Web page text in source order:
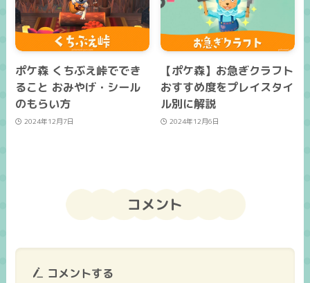
ポケ森 くちぶえ峠ででき
ること おみやげ・シール
のもらい方
2024年12月7日
【ポケ森】お急ぎクラフト
おすすめ度をプレイスタイ
ル別に解説
2024年12月6日
コメント
コメントする